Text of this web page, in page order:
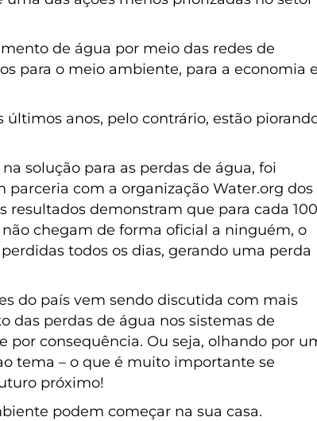
de água por meio das redes de
para o meio ambiente, para a economia
anos, pelo contrário, estão
solução para as perdas de água, foi
com a organização Water.org dos
resultados demonstram que para cada 100
chegam de forma oficial a ninguém, o
todos os dias, gerando uma perda
do país vem sendo discutida com mais
das perdas de água nos sistemas de
consequência. Ou seja, olhando por
tema – o que é muito importante se
próximo!
podem começar na sua casa.